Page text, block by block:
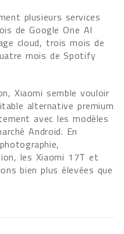
plusieurs services
de Google One AI
cloud, trois mois de
mois de Spotify
Xiaomi semble vouloir
alternative premium
avec les modèles
Android. En
les Xiaomi 17T et
bien plus élevées que